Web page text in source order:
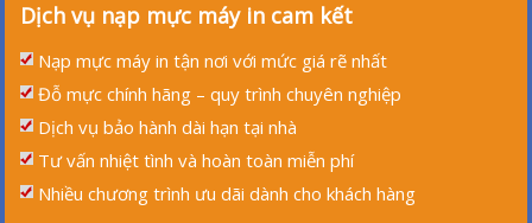
Dịch vụ nạp mực máy in cam kết
Nạp mực máy in tận nơi với mức giá rẽ nhất
Đỗ mực chính hãng – quy trình chuyên nghiệp
Dịch vụ bảo hành dài hạn tại nhà
Tư vấn nhiệt tình và hoàn toàn miễn phí
Nhiều chương trình ưu dãi dành cho khách hàng